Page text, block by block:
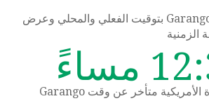
كم الساعة الان في Garango بتوقيت الفعلي والمحلي وعرض
وقت الولايات المتحدة الأمريكية متأخر عن وقت Garango